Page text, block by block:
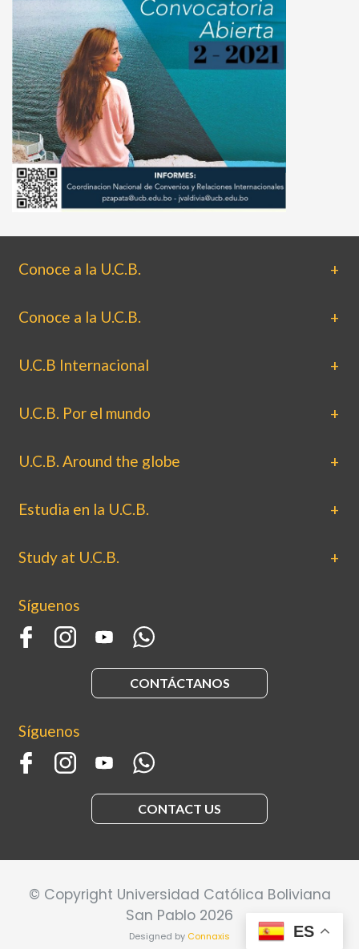
Conoce a la U.C.B.
Conoce a la U.C.B.
U.C.B Internacional
U.C.B. Por el mundo
U.C.B. Around the globe
Estudia en la U.C.B.
Study at U.C.B.
Síguenos
CONTÁCTANOS
Síguenos
CONTACT US
© Copyright Universidad Católica Boliviana
San Pablo 2026
Designed by Connaxis ES